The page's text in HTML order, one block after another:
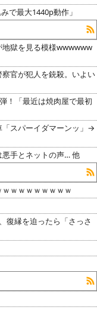
で最大1440p動作」
地獄を見る模様wwwwww
察官が犯人を銃殺。いよい
！「最近は焼肉屋で最初
「スパーイダマーンッ」→
悪手とネットの声… 他
ｗｗｗｗｗｗｗｗ
復縁を迫ったら「さっさ